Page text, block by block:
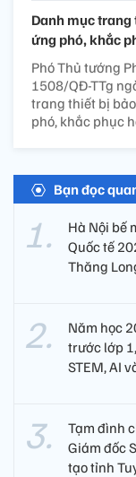
Danh mục
ứng phó, khắc
Phó Thủ tướng
1508/QĐ-TTg
trang thiết bị
phó, khắc phục
Bạn đọc
Hà Nội bế
Quốc tế
Thăng
Năm học
trước lớp
STEM, AI
Tạm đình
Giám đốc
tạo tỉnh